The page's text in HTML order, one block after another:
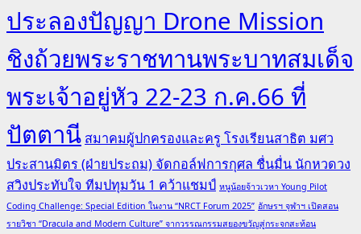
ประลองปัญญา Drone Mission
ชิงถ้วยพระราชทานพระบาทสมเด็จ
พระเจ้าอยู่หัว 22-23 ก.ค.66 ที่
ปัตตานี สมาคมผู้ปกครองและครู โรงเรียนสาธิต มศว
ประสานมิตร (ฝ่ายประถม) จัดกอล์ฟการกุศล ชื่นมื่น นักหวดวง
สวิงประทับใจ ทีมปทุมวัน 1 คว้าแชมป์ หนูน้อยจ้าวเวหา Young Pilot
Coding Challenge: Special Edition ในงาน “NRCT Forum 2025” อักษรฯ จุฬาฯ เปิดสอน
รายวิชา “Dracula and Modern Culture” จากวรรณกรรมสยองขวัญสู่กระจกสะท้อน